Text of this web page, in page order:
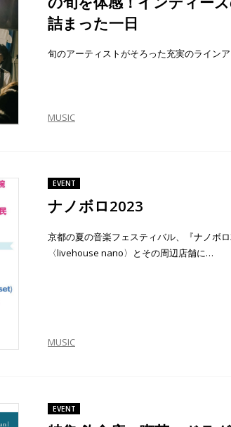
詰まった一日
旬のアーティストがそろった充実のライン
MUSIC
EVENT
ナノボロ2023
京都の夏の音楽フェスティバル、『ナノボ
〈livehouse nano〉とその周辺店舗に…
MUSIC
EVENT